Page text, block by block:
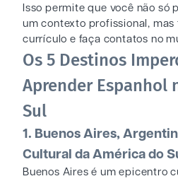
Isso permite que você não só
um contexto profissional,
currículo e faça contatos no
Os 5 Destinos
Aprender Espanhol
Sul
1. Buenos Aires,
Cultural da América do
Buenos Aires é um epicentro